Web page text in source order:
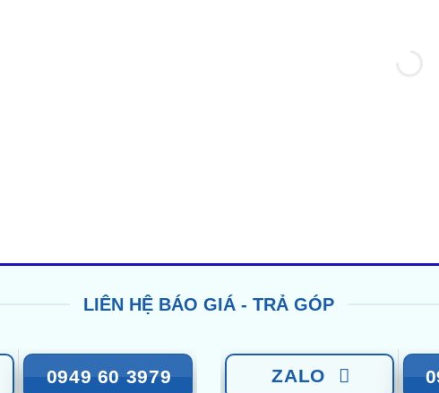
LIÊN HỆ BÁO GIÁ - TRẢ GÓP
0949 60 3979 ZALO